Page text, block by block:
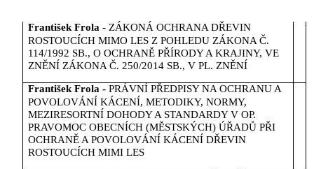
František Frola - ZÁKONÁ OCHRANA DŘEVIN
ROSTOUCÍCH MIMO LES Z POHLEDU ZÁKONA Č.
114/1992 SB., O OCHRANĚ PŘÍRODY A KRAJINY, VE
ZNĚNÍ ZÁKONA Č. 250/2014 SB., V PL. ZNĚNÍ
František Frola - PRÁVNÍ PŘEDPISY NA OCHRANU A
POVOLOVÁNÍ KÁCENÍ, METODIKY, NORMY,
MEZIRESORTNÍ DOHODY A STANDARDY V OP.
PRAVOMOC OBECNÍCH (MĚSTSKÝCH) ÚŘADŮ PŘI
OCHRANĚ A POVOLOVÁNÍ KÁCENÍ DŘEVIN
ROSTOUCÍCH MIMI LES